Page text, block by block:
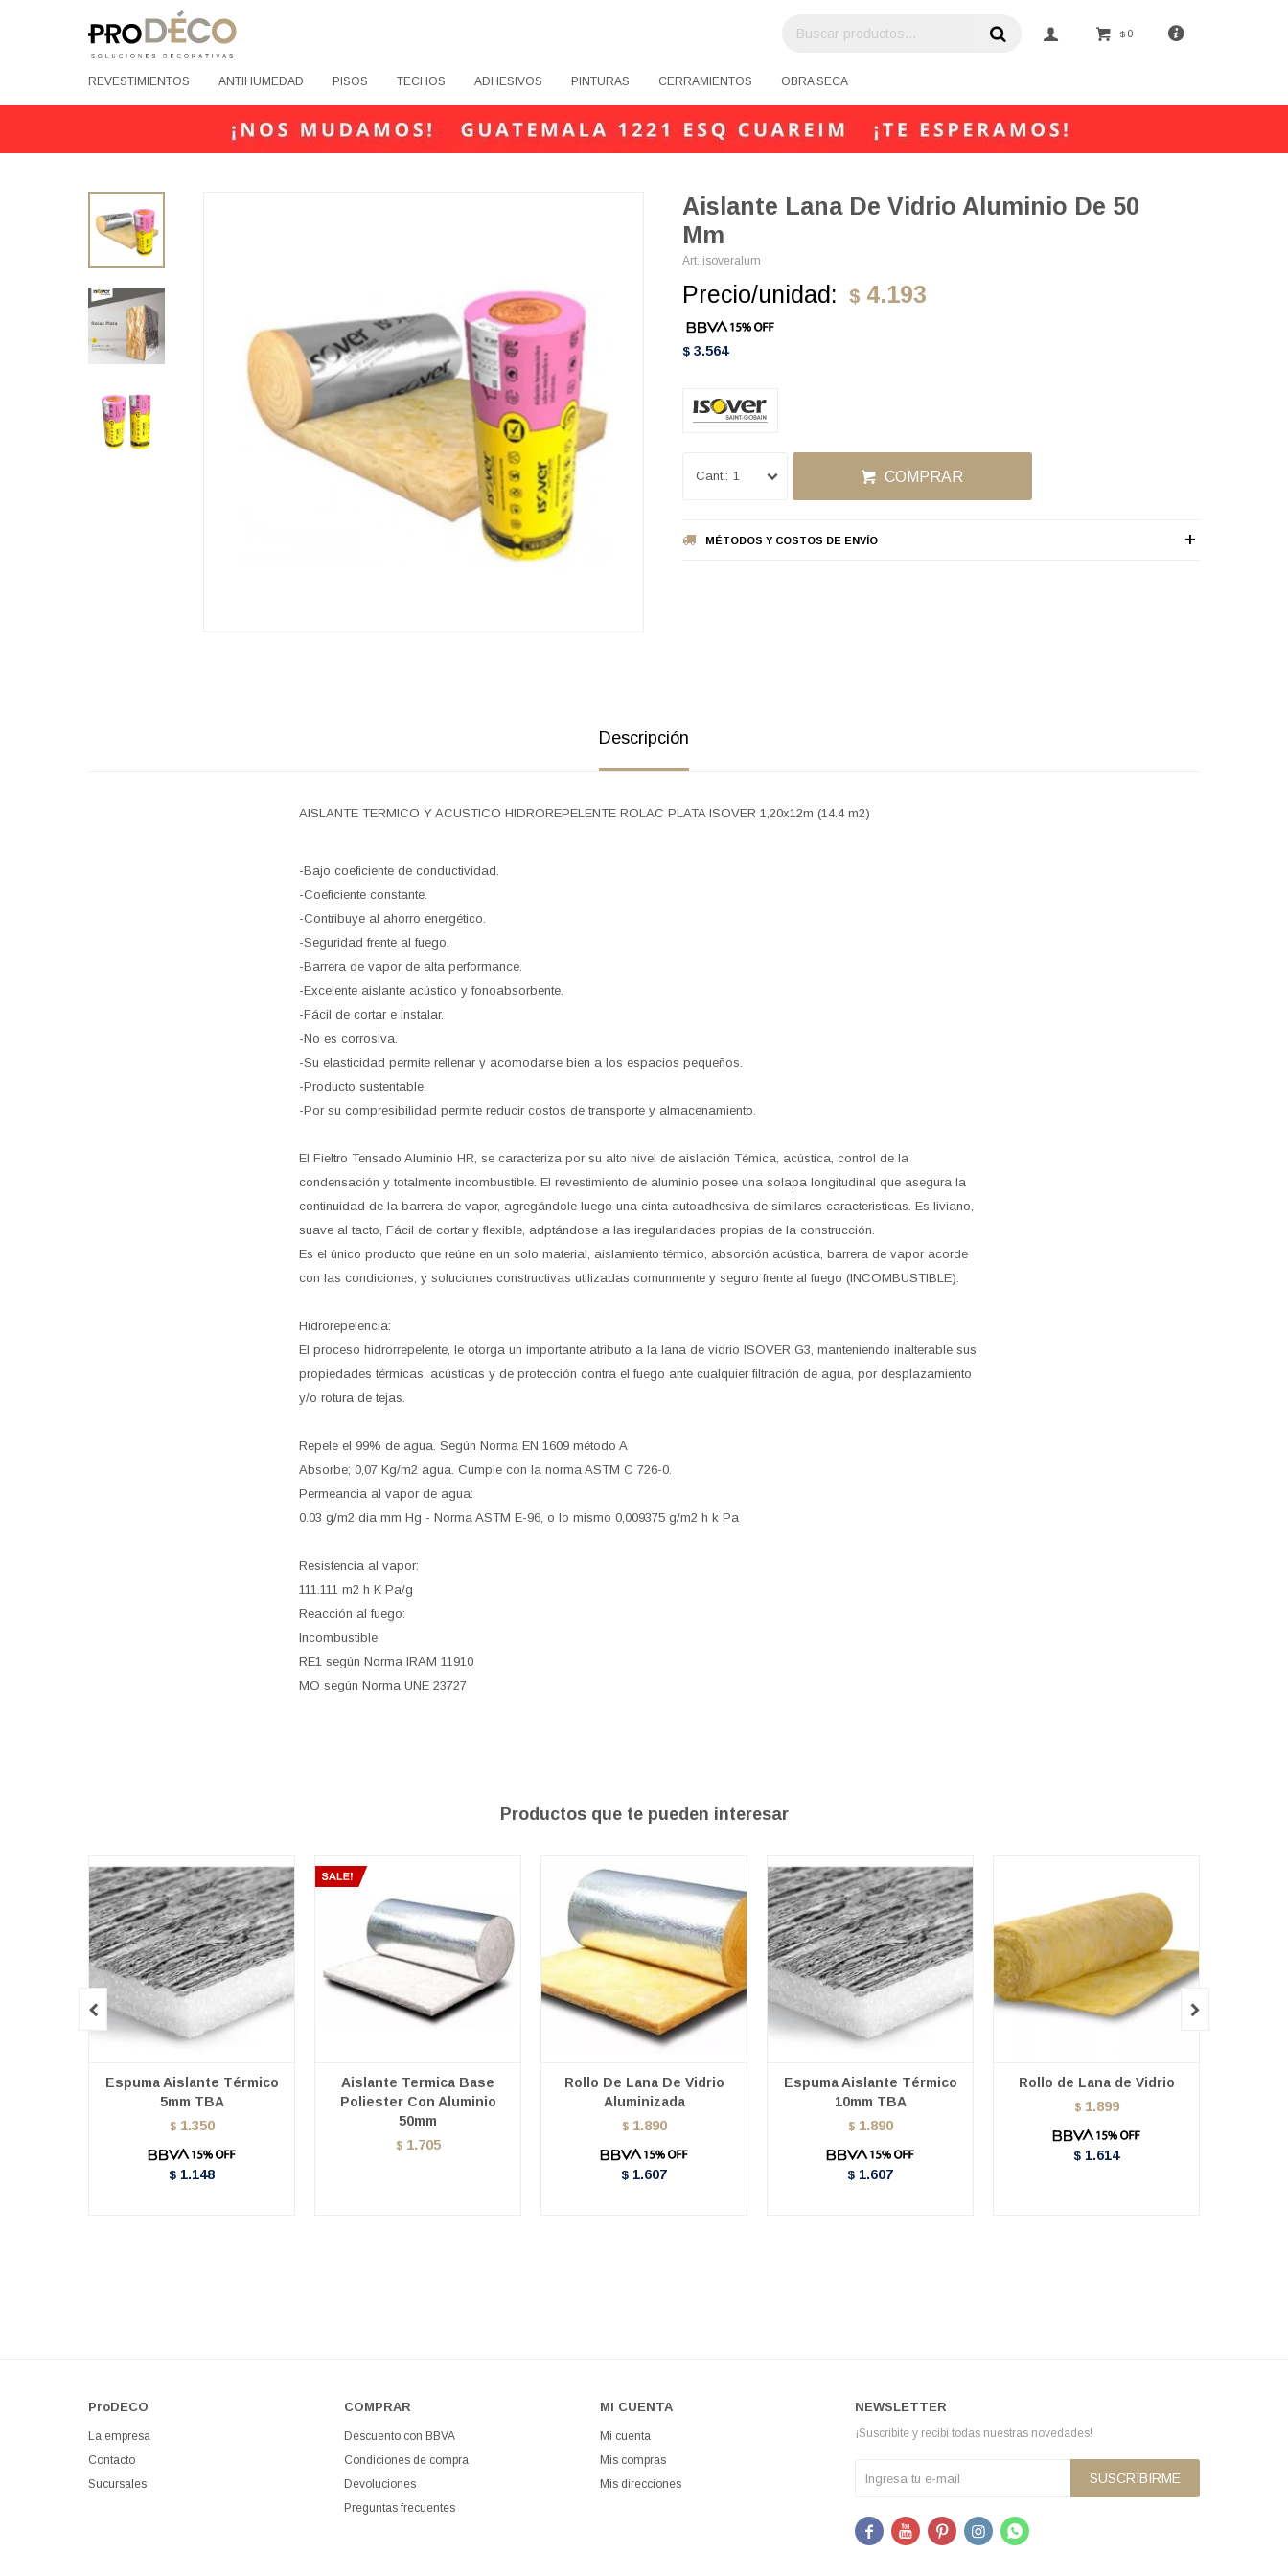
REVESTIMIENTOS ANTIHUMEDAD PISOS TECHOS ADHESIVOS PINTURAS CERRAMIENTOS OBRA SECA
$ 0
Aislante Lana De Vidrio Aluminio De 50
Mm
isoveralum
Precio/unidad: $ 4.193
$ 3.564
1 COMPRAR
MÉTODOS Y COSTOS DE ENVÍO
Descripción
AISLANTE TERMICO Y ACUSTICO HIDROREPELENTE ROLAC PLATA ISOVER 1,20x12m (14.4 m2)
-Bajo coeficiente de conductividad.
-Coeficiente constante.
-Contribuye al ahorro energético.
-Seguridad frente al fuego.
-Barrera de vapor de alta performance.
-Excelente aislante acústico y fonoabsorbente.
-Fácil de cortar e instalar.
-No es corrosiva.
-Su elasticidad permite rellenar y acomodarse bien a los espacios pequeños.
-Producto sustentable.
-Por su compresibilidad permite reducir costos de transporte y almacenamiento.
El Fieltro Tensado Aluminio HR, se caracteriza por su alto nivel de aislación Témica, acústica, control de la
condensación y totalmente incombustible. El revestimiento de aluminio posee una solapa longitudinal que asegura la
continuidad de la barrera de vapor, agregándole luego una cinta autoadhesiva de similares caracteristicas. Es liviano,
suave al tacto, Fácil de cortar y flexible, adptándose a las iregularidades propias de la construcción.
Es el único producto que reúne en un solo material, aislamiento térmico, absorción acústica, barrera de vapor acorde
con las condiciones, y soluciones constructivas utilizadas comunmente y seguro frente al fuego (INCOMBUSTIBLE).
Hidrorepelencia:
El proceso hidrorrepelente, le otorga un importante atributo a la lana de vidrio ISOVER G3, manteniendo inalterable sus
propiedades térmicas, acústicas y de protección contra el fuego ante cualquier filtración de agua, por desplazamiento
y/o rotura de tejas.
Repele el 99% de agua. Según Norma EN 1609 método A
Absorbe; 0,07 Kg/m2 agua. Cumple con la norma ASTM C 726-0.
Permeancia al vapor de agua:
0.03 g/m2 dia mm Hg - Norma ASTM E-96, o lo mismo 0,009375 g/m2 h k Pa
Resistencia al vapor:
111.111 m2 h K Pa/g
Reacción al fuego:
Incombustible
RE1 según Norma IRAM 11910
MO según Norma UNE 23727
Productos que te pueden interesar
Espuma Aislante Térmico
5mm TBA
$ 1.350
$ 1.148
Aislante Termica Base
Poliester Con Aluminio
50mm
$ 1.705
Rollo De Lana De Vidrio
Aluminizada
$ 1.890
$ 1.607
Espuma Aislante Térmico
10mm TBA
$ 1.890
$ 1.607
Rollo de Lana de Vidrio
$ 1.899
$ 1.614
 
ProDECO
La empresa
Contacto
Sucursales
COMPRAR
Descuento con BBVA
Condiciones de compra
Devoluciones
Preguntas frecuentes
MI CUENTA
Mi cuenta
Mis compras
Mis direcciones
NEWSLETTER
¡Suscribite y recibí todas nuestras novedades!
SUSCRIBIRME
    